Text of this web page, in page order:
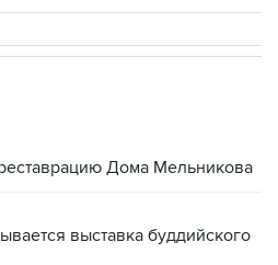
Дома Мельникова
выставка буддийского